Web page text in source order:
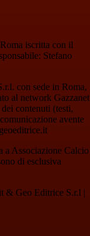
iscritta con il
Stefano
con sede in Roma,
al network Gazzanet
contenuti (testi,
avente
a Associazione Calcio
di esclusiva
& Geo Editrice S.r.l |